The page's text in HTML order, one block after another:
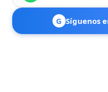
G Síguenos